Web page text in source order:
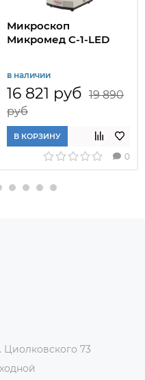
Микроскоп
Микромед C-1-LED
в наличии
16 821 руб 19 890
руб
В КОРЗИНУ
0
Циолковского 73